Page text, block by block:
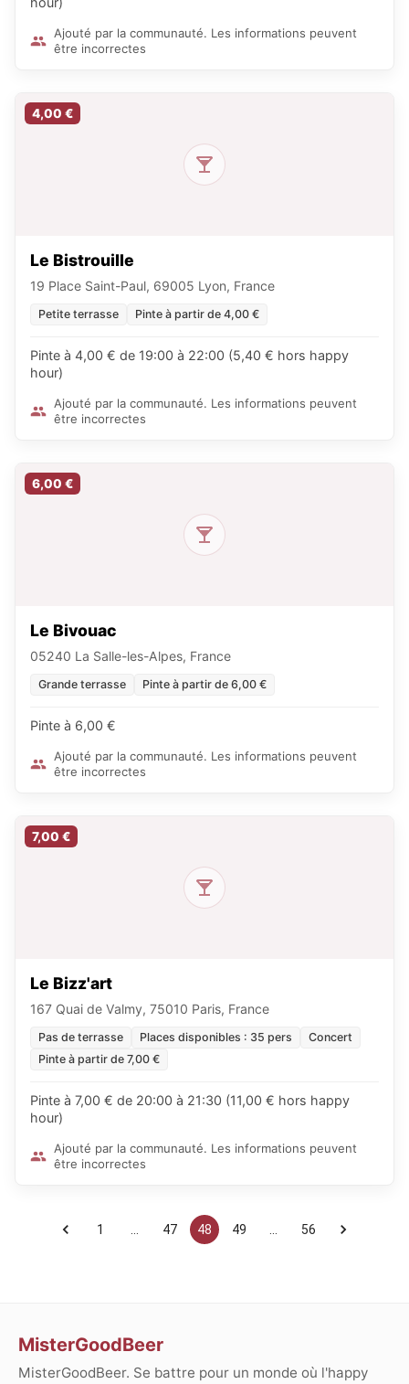
Ajouté par la communauté. Les informations peuvent
être incorrectes
4,00 €
Le Bistrouille
19 Place Saint-Paul, 69005 Lyon, France
Petite terrasse Pinte à partir de 4,00 €
Pinte à 4,00 € de 19:00 à 22:00 (5,40 € hors happy
hour)
Ajouté par la communauté. Les informations peuvent
être incorrectes
6,00 €
Le Bivouac
05240 La Salle-les-Alpes, France
Grande terrasse Pinte à partir de 6,00 €
Pinte à 6,00 €
Ajouté par la communauté. Les informations peuvent
être incorrectes
7,00 €
Le Bizz'art
167 Quai de Valmy, 75010 Paris, France
Pas de terrasse Places disponibles : 35 pers
Concert
Pinte à partir de 7,00 €
Pinte à 7,00 € de 20:00 à 21:30 (11,00 € hors happy
hour)
Ajouté par la communauté. Les informations peuvent
être incorrectes
1 47 48 49 56
MisterGoodBeer
MisterGoodBeer. Se battre pour un monde où l'happy